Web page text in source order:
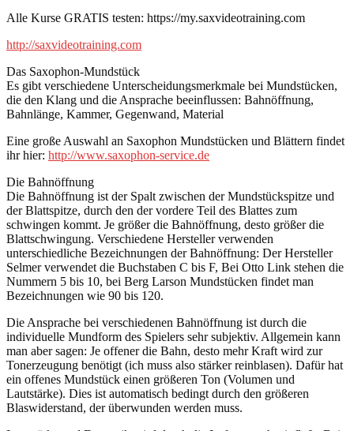
Alle Kurse GRATIS testen: https://my.saxvideotraining.com
http://saxvideotraining.com
Das Saxophon-Mundstück
Es gibt verschiedene Unterscheidungsmerkmale bei Mundstücken,
die den Klang und die Ansprache beeinflussen: Bahnöffnung,
Bahnlänge, Kammer, Gegenwand, Material
Eine große Auswahl an Saxophon Mundstücken und Blättern findet
ihr hier: http://www.saxophon-service.de
Die Bahnöffnung
Die Bahnöffnung ist der Spalt zwischen der Mundstückspitze und
der Blattspitze, durch den der vordere Teil des Blattes zum
schwingen kommt. Je größer die Bahnöffnung, desto größer die
Blattschwingung. Verschiedene Hersteller verwenden
unterschiedliche Bezeichnungen der Bahnöffnung: Der Hersteller
Selmer verwendet die Buchstaben C bis F, Bei Otto Link stehen die
Nummern 5 bis 10, bei Berg Larson Mundstücken findet man
Bezeichnungen wie 90 bis 120.
Die Ansprache bei verschiedenen Bahnöffnung ist durch die
individuelle Mundform des Spielers sehr subjektiv. Allgemein kann
man aber sagen: Je offener die Bahn, desto mehr Kraft wird zur
Tonerzeugung benötigt (ich muss also stärker reinblasen). Dafür hat
ein offenes Mundstück einen größeren Ton (Volumen und
Lautstärke). Dies ist automatisch bedingt durch den größeren
Blaswiderstand, der überwunden werden muss.